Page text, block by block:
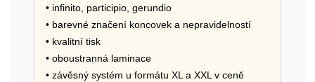
• infinito, participio, gerundio
• barevné značení koncovek a nepravidelností
• kvalitní tisk
• oboustranná laminace
• závěsný systém u formátu XL a XXL v ceně